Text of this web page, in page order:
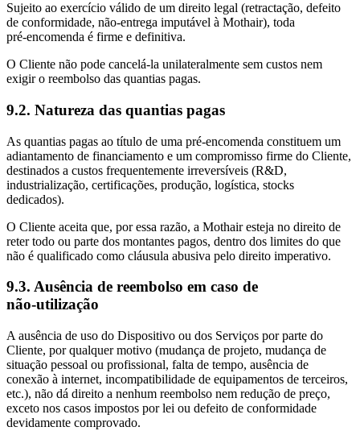
Sujeito ao exercício válido de um direito legal (retractação, defeito
de conformidade, não‑entrega imputável à Mothair), toda
pré‑encomenda é firme e definitiva.
O Cliente não pode cancelá‑la unilateralmente sem custos nem
exigir o reembolso das quantias pagas.
9.2. Natureza das quantias pagas
As quantias pagas ao título de uma pré‑encomenda constituem um
adiantamento de financiamento e um compromisso firme do Cliente,
destinados a custos frequentemente irreversíveis (R&D,
industrialização, certificações, produção, logística, stocks
dedicados).
O Cliente aceita que, por essa razão, a Mothair esteja no direito de
reter todo ou parte dos montantes pagos, dentro dos limites do que
não é qualificado como cláusula abusiva pelo direito imperativo.
9.3. Ausência de reembolso em caso de
não‑utilização
A ausência de uso do Dispositivo ou dos Serviços por parte do
Cliente, por qualquer motivo (mudança de projeto, mudança de
situação pessoal ou profissional, falta de tempo, ausência de
conexão à internet, incompatibilidade de equipamentos de terceiros,
etc.), não dá direito a nenhum reembolso nem redução de preço,
exceto nos casos impostos por lei ou defeito de conformidade
devidamente comprovado.